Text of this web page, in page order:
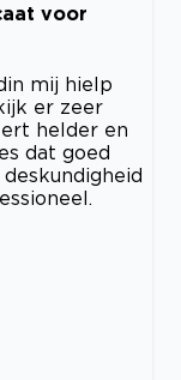
voor
mij hielp
er zeer
helder en
dat goed